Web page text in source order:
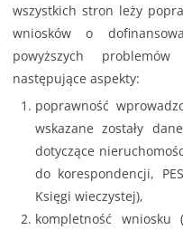
wszystkich stron leży
wniosków o
powyższych
następujące aspekty:
poprawność
wskazane zostały
dotyczące
do korespondencji,
Księgi wieczystej),
kompletność wniosku